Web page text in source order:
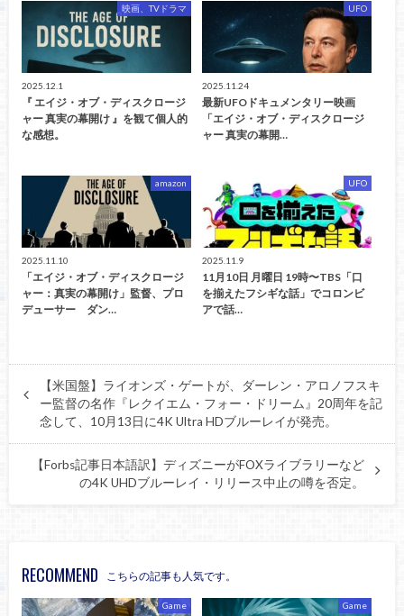
映画、TVドラマ
2025.12.1
『 エイジ・オブ・ディスクロージ
ャー 真実の幕開け 』を観て個人的
な感想。
UFO
2025.11.24
最新UFOドキュメンタリー映画
「エイジ・オブ・ディスクロージ
ャー 真実の幕開…
amazon
2025.11.10
「エイジ・オブ・ディスクロージ
ャー：真実の幕開け」監督、プロ
デューサー ダン…
UFO
2025.11.9
11月10日 月曜日 19時〜TBS「口
を揃えたフシギな話」でコロンビ
アで話…
【米国盤】ライオンズ・ゲートが、ダーレン・アロノフスキ
ー監督の名作『レクイエム・フォー・ドリーム』20周年を記
念して、10月13日に4K Ultra HDブルーレイが発売。
【Forbs記事日本語訳】ディズニーがFOXライブラリーなど
の4K UHDブルーレイ・リリース中止の噂を否定。
RECOMMEND こちらの記事も人気です。
Game Game